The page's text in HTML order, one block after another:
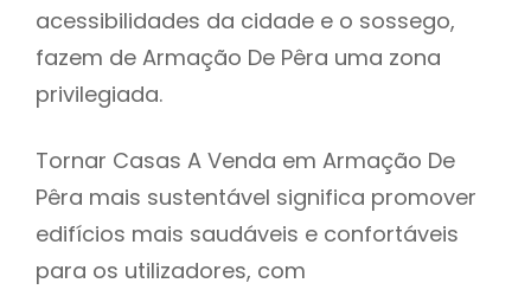
acessibilidades da cidade e o sossego,
fazem de Armação De Pêra uma zona
privilegiada.
Tornar Casas A Venda em Armação De
Pêra mais sustentável significa promover
edifícios mais saudáveis e confortáveis
para os utilizadores, com